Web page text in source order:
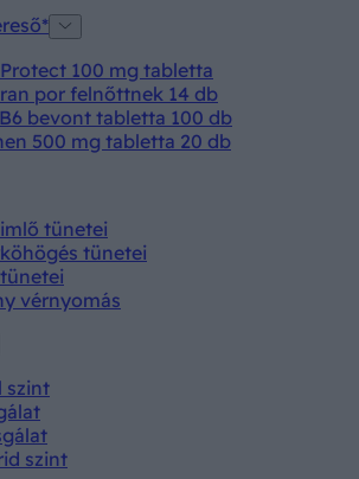
100 mg tabletta
por felnőttnek 14 db
bevont tabletta 100 db
500 mg tabletta 20 db
tünetei
tünetei
vérnyomás
szint
szint